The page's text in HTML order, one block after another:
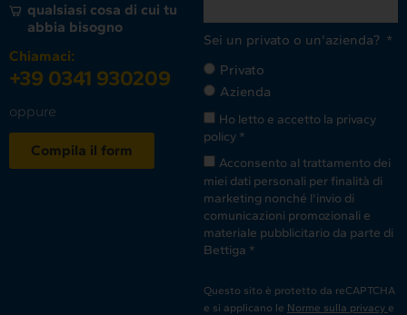
qualsiasi cosa di cui tu
abbia bisogno
Chiamaci:
+39 0341 930209
oppure
Compila il form
Sei un privato o un'azienda?
Privato
Azienda
Ho letto e accetto la privacy
policy *
Acconsento al trattamento dei
miei dati personali per finalità di
marketing nonché l'invio di
comunicazioni promozionali e
materiale pubblicitario da parte di
Bettiga *
Questo sito è protetto da reCAPTCHA
e si applicano le Norme sulla privacy e